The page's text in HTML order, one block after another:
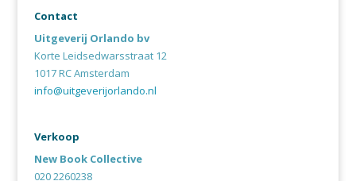
Contact
Uitgeverij Orlando bv
Korte Leidsedwarsstraat 12
1017 RC Amsterdam
info@uitgeverijorlando.nl
Verkoop
New Book Collective
020 2260238